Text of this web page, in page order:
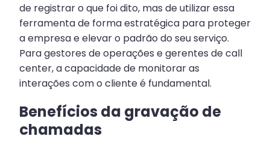
de registrar o que foi dito, mas de utilizar essa
ferramenta de forma estratégica para proteger
a empresa e elevar o padrão do seu serviço.
Para gestores de operações e gerentes de call
center, a capacidade de monitorar as
interações com o cliente é fundamental.
Benefícios da gravação de
chamadas